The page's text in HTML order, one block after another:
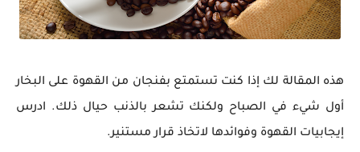
هذه المقالة لك إذا كنت تستمتع بفنجان من القهوة على البخار
أول شيء في الصباح ولكنك تشعر بالذنب حيال ذلك. ادرس
إيجابيات القهوة وفوائدها لاتخاذ قرار مستنير.